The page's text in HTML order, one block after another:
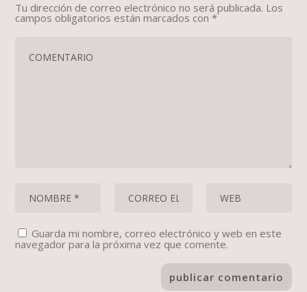
Tu dirección de correo electrónico no será publicada. Los
campos obligatorios están marcados con*
Guarda mi nombre, correo electrónico y web en este
navegador para la próxima vez que comente.